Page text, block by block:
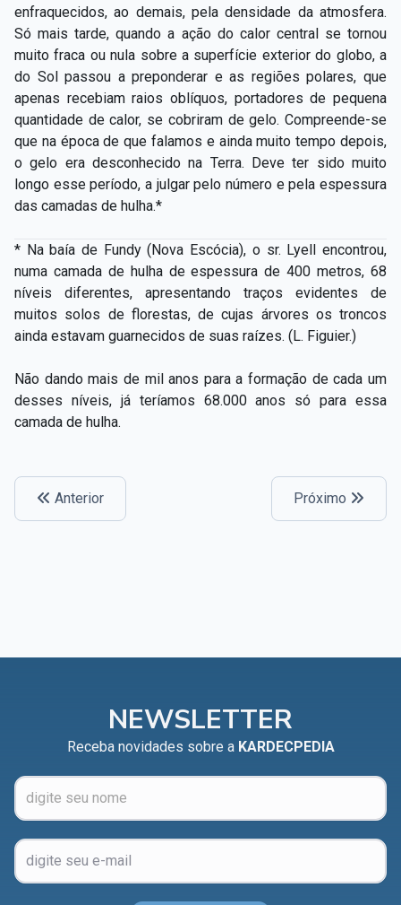
enfraquecidos, ao demais, pela densidade da atmosfera.
Só mais tarde, quando a ação do calor central se tornou
muito fraca ou nula sobre a superfície exterior do globo, a
do Sol passou a preponderar e as regiões polares, que
apenas recebiam raios oblíquos, portadores de pequena
quantidade de calor, se cobriram de gelo. Compreende­-se
que na época de que falamos e ainda muito tempo depois,
o gelo era desconhecido na Terra. Deve ter sido muito
longo esse período, a julgar pelo número e pela espessura
das camadas de hulha.*
* Na baía de Fundy (Nova Escócia), o sr. Lyell encontrou,
numa camada de hulha de espessura de 400 metros, 68
níveis diferentes, apresentando traços evidentes de
muitos solos de florestas, de cujas árvores os troncos
ainda estavam guarnecidos de suas raízes. (L. Figuier.)
Não dando mais de mil anos para a formação de cada um
desses níveis, já teríamos 68.000 anos só para essa
camada de hulha.
Anterior Próximo
NEWSLETTER
Receba novidades sobre a KARDECPEDIA